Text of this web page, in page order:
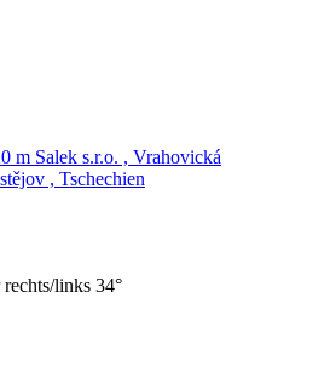
Salek s.r.o. , Vrahovická
, Tschechien
links 34°